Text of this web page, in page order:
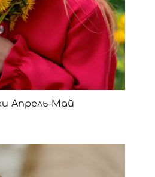
Апрель–Май